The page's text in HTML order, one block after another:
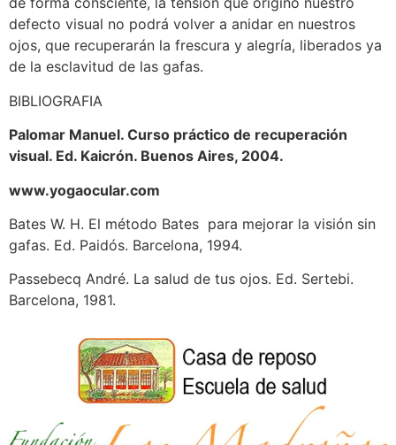
defecto visual no podrá volver a anidar en nuestros
ojos, que recuperarán la frescura y alegría, liberados ya
de la esclavitud de las gafas.
BIBLIOGRAFIA
Palomar Manuel. Curso práctico de recuperación
visual. Ed. Kaicrón. Buenos Aires, 2004.
www.yogaocular.com
Bates W. H. El método Bates para mejorar la visión sin
gafas. Ed. Paidós. Barcelona, 1994.
Passebecq André. La salud de tus ojos. Ed. Sertebi.
Barcelona, 1981.